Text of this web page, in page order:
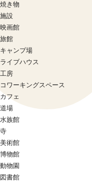
焼き物
施設
映画館
旅館
キャンプ場
ライブハウス
工房
コワーキングスペース
カフェ
道場
水族館
寺
美術館
博物館
動物園
図書館